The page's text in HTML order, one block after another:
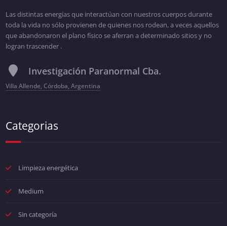
Las distintas energías que interactúan con nuestros cuerpos durante
toda la vida no sólo provienen de quienes nos rodean, a veces aquellos
que abandonaron el plano físico se aferran a determinado sitios y no
logran trascender .
Investigación Paranormal Cba.
Villa Allende, Córdoba, Argentina
Categorias
Limpieza energética
Medium
Sin categoría